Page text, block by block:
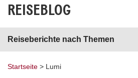
REISEBLOG
Reiseberichte nach Themen
Startseite > Lumi